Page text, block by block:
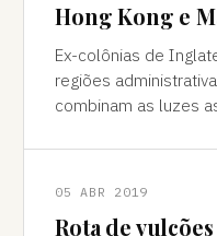
Hong Kong e
Ex-colônias de
regiões
combinam as luzes
05 ABR 2019
Rota de vulcões